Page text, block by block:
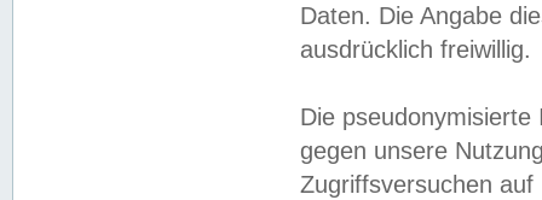
Daten. Die Angabe
ausdrücklich freiwillig.
Die
gegen unsere
Zugriffsversuchen